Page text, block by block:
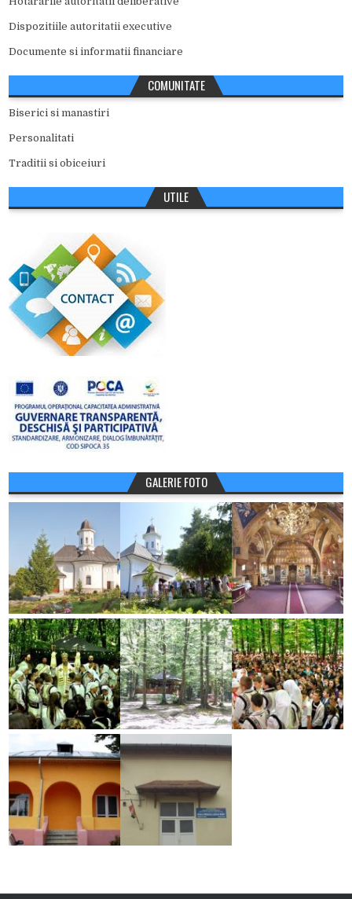
Dispozitiile autoritatii executive
Documente si informatii financiare
COMUNITATE
Biserici si manastiri
Personalitati
Traditii si obiceiuri
UTILE
GALERIE FOTO